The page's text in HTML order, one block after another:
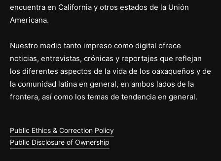
encuentra en California y otros estados de la Unión
Americana.
Nuestro medio tanto impreso como digital ofrece
noticias, entrevistas, crónicas y reportajes que reflejan
los diferentes aspectos de la vida de los oaxaqueños y de
la comunidad latina en general, en ambos lados de la
frontera, así como los temas de tendencia en general.
Public Ethics & Correction Policy
Public Disclosure of Ownership